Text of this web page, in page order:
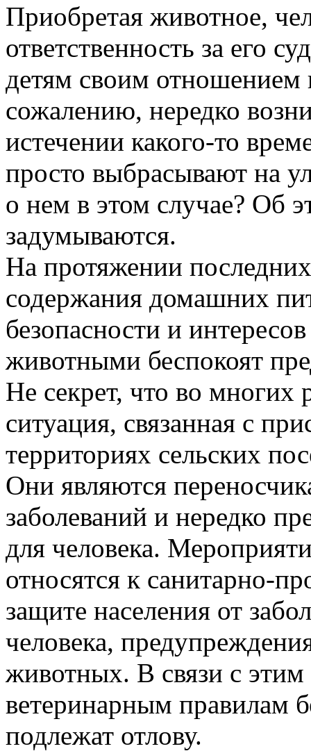
Приобретая животное,
ответственность за его
детям своим
сожалению, нередко
истечении какого-то
просто выбрасывают на
о нем в этом случае? Об
задумываются.
На протяжении
содержания домашних
безопасности и
животными беспокоят
Не секрет, что во многих
ситуация, связанная с
территориях сельских
Они являются
заболеваний и нередко
для человека.
относятся к санитарно-
защите населения от
человека,
животных. В связи с
ветеринарным правилам
подлежат отлову.